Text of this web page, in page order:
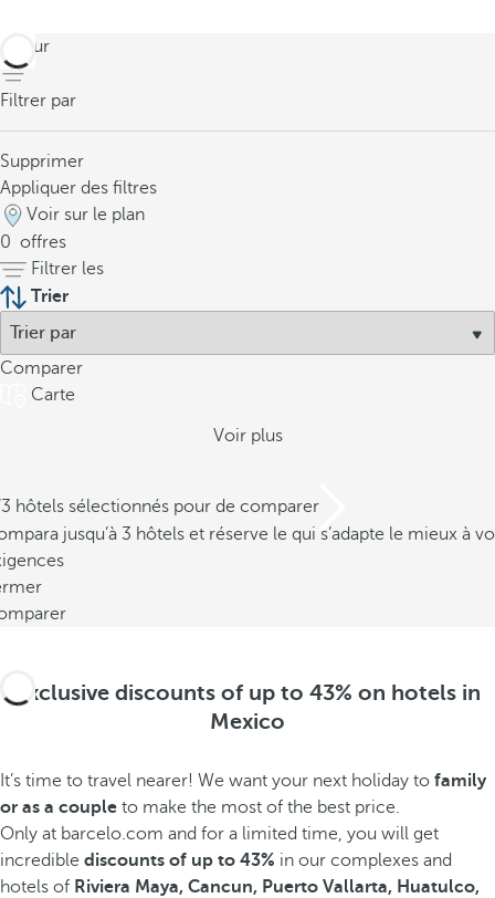
retour
Filtrer par
Supprimer
Appliquer des filtres
Voir sur le plan
0 offres
Filtrer les
Trier
Comparer
Carte
Voir plus
hôtels sélectionnés pour de comparer
jusqu’à 3 hôtels et réserve le qui s’adapte le mieux à
Exclusive discounts of up to 43% on hotels in
Mexico
It’s time to travel nearer! We want your next holiday to family
or as a couple to make the most of the best price.
Only at barcelo.com and for a limited time, you will get
incredible discounts of up to 43% in our complexes and
hotels of Riviera Maya, Cancun, Puerto Vallarta, Huatulco,